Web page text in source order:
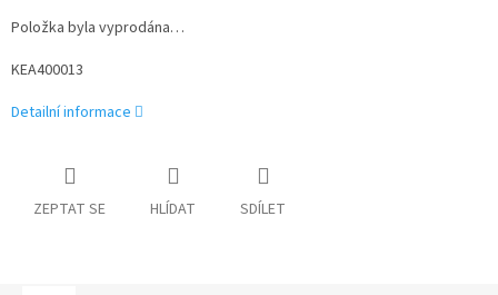
Položka byla vyprodána…
KEA400013
Detailní informace
ZEPTAT SE HLÍDAT SDÍLET